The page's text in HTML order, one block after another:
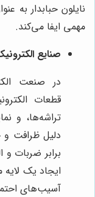
نایلون حبابدار به
مهمی ایفا می‌کند.
صنایع
در صنعت
قطعات
تراشه‌ها، و
دلیل ظرافت و
برابر ضربات و
ایجاد یک لایه
آسیب‌های